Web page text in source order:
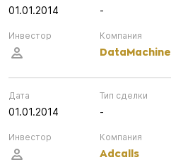
01.01.2014
Компания
DataMachine
Инвестор
-
Дата
01.01.2014
Компания
Adcalls
Инвестор
Тип сделки
-